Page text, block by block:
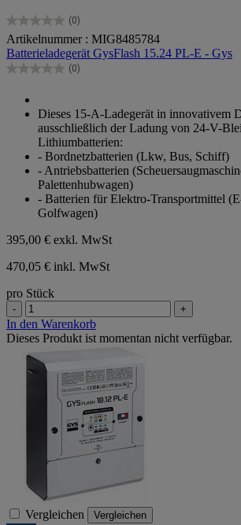
(0)
0.0
von
5
Sternen.
Artikelnummer : MIG8485784
Batterieladegerät GysFlash 15.24 PL-E - Gys
(0)
0.0
Sternen.Dieses 15-A-Ladegerät in innovativem
ausschließlich der Ladung von 24-V-
Lithiumbatterien:
- Bordnetzbatterien (Lkw, Bus, Schiff)
- Antriebsbatterien
Palettenhubwagen)
- Batterien für Elektro-Transportmittel
Golfwagen)
395,00 € exkl. MwSt
470,05 € inkl. MwSt
pro Stück
- +
In den Warenkorb
Dieses Produkt ist momentan nicht verfügbar.
Vergleichen Vergleichen